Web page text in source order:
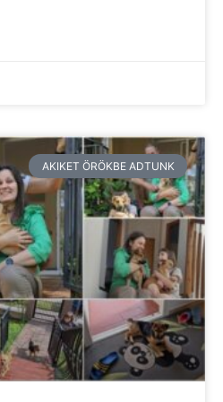
AKIKET ÖRÖKBE ADTUNK